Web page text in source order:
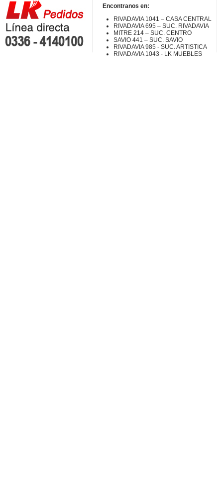
Encontranos en:
RIVADAVIA 1041 – CASA CENTRAL
RIVADAVIA 695 – SUC. RIVADAVIA
MITRE 214 – SUC. CENTRO
SAVIO 441 – SUC. SAVIO
RIVADAVIA 985 - SUC. ARTISTICA
RIVADAVIA 1043 - LK MUEBLES